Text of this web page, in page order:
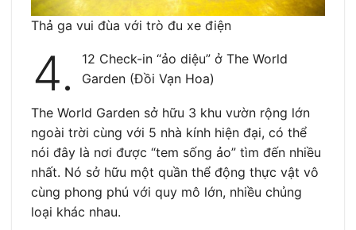
Thả ga vui đùa với trò đu xe điện
4.
12 Check-in “ảo diệu” ở The World
Garden (Đồi Vạn Hoa)
The World Garden sở hữu 3 khu vườn rộng lớn
ngoài trời cùng với 5 nhà kính hiện đại, có thể
nói đây là nơi được “tem sống ảo” tìm đến nhiều
nhất. Nó sở hữu một quần thể động thực vật vô
cùng phong phú với quy mô lớn, nhiều chủng
loại khác nhau.